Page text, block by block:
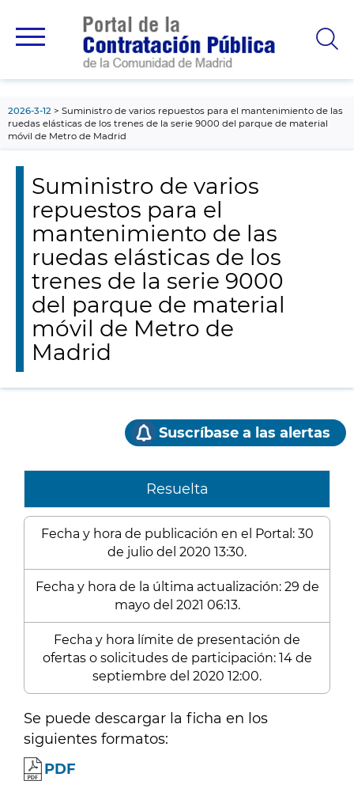
principal
2026-3-12
Suministro de varios repuestos para el mantenimiento de las
ruedas elásticas de los trenes de la serie 9000 del parque de material
móvil de Metro de Madrid
Suministro de varios
repuestos para el
mantenimiento de las
ruedas elásticas de los
trenes de la serie 9000
del parque de material
móvil de Metro de
Madrid
Suscríbase a las alertas
Resuelta
Fecha y hora de publicación en el Portal: 30
de julio del 2020 13:30.
Fecha y hora de la última actualización: 29 de
mayo del 2021 06:13.
Fecha y hora límite de presentación de
ofertas o solicitudes de participación: 14 de
septiembre del 2020 12:00.
Se puede descargar la ficha en los
siguientes formatos:
PDF